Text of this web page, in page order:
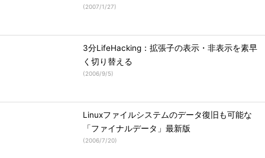
(2007/1/27)
3分LifeHacking：拡張子の表示・非表示を素早
く切り替える
(2006/9/5)
Linuxファイルシステムのデータ復旧も可能な
「ファイナルデータ」最新版
(2006/7/20)